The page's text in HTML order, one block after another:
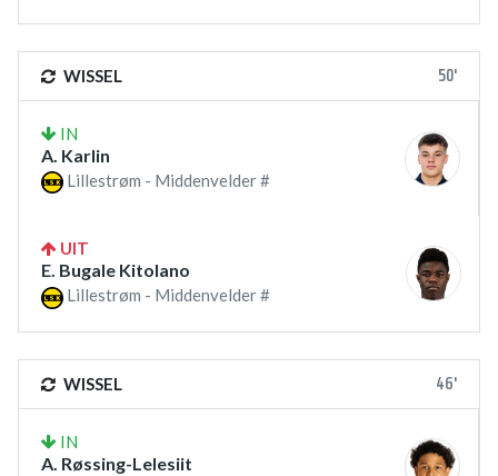
WISSEL 50'
IN
A. Karlin
Lillestrøm - Middenvelder #
UIT
E. Bugale Kitolano
Lillestrøm - Middenvelder #
WISSEL 46'
IN
A. Røssing-Lelesiit